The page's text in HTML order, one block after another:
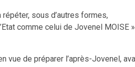
sous d’autres formes,
comme celui de Jovenel MOISE
vue de préparer l’après-Jovenel,